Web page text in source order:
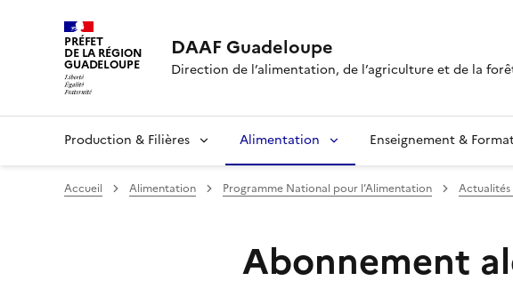
PRÉFET
DE LA RÉGION
GUADELOUPE
DAAF Guadeloupe
Direction de l’alimentation, de l’agriculture et de la
Production & Filières Alimentation Enseignement &
Accueil Alimentation Programme National pour l’Alimentation Actualités
Abonnement